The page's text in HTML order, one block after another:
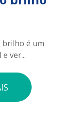
brilho é um
ver...